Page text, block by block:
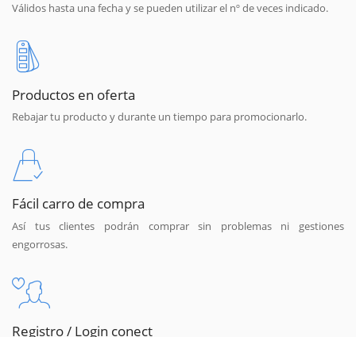
Válidos hasta una fecha y se pueden utilizar el nº de veces indicado.
Productos en oferta
Rebajar tu producto y durante un tiempo para promocionarlo.
Fácil carro de compra
Así tus clientes podrán comprar sin problemas ni gestiones
engorrosas.
Registro / Login conect